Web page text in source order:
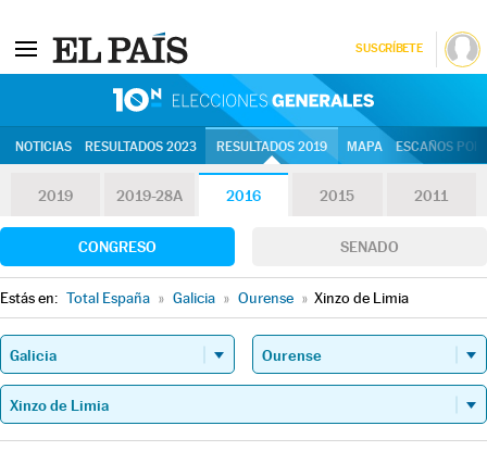
SUSCRÍBETE
NOTICIAS RESULTADOS 2023 RESULTADOS 2019 MAPA ESCAÑOS
2019 2019-28A 2016 2015 2011
CONGRESO SENADO
Estás en: Total España » Galicia » Ourense » Xinzo de Limia